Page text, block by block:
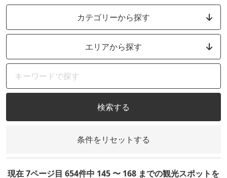
カテゴリーから探す
エリアから探す
検索する
条件をリセットする
現在 7ページ目 654件中 145 〜 168 までの観光スポットを